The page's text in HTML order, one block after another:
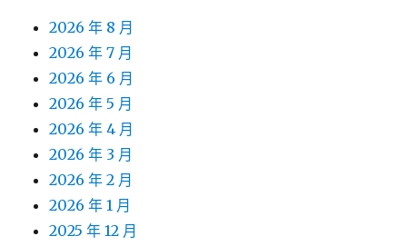
2026 年 8 月
2026 年 7 月
2026 年 6 月
2026 年 5 月
2026 年 4 月
2026 年 3 月
2026 年 2 月
2026 年 1 月
2025 年 12 月